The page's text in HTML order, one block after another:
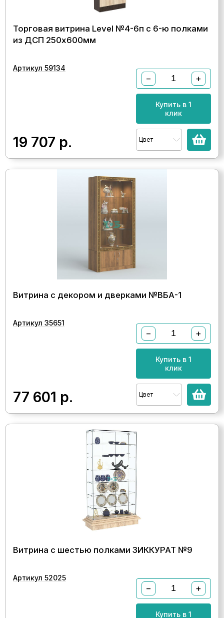
Торговая витрина Level №4-6п с 6-ю полками
из ДСП 250х600мм
Артикул 59134
19 707 р.
− +
Купить в 1
клик
Цвет
Витрина с декором и дверками №ВБА-1
Артикул 35651
77 601 р.
− +
Купить в 1
клик
Цвет
Витрина с шестью полками ЗИККУРАТ №9
Артикул 52025
− +
Купить в 1